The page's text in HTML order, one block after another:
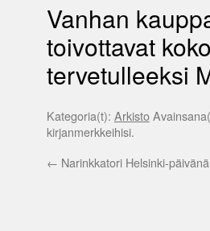
Vanhan
toivottavat
tervetulleeksi
Kategoria(t): Arkisto
kirjanmerkkeihisi.
← Narinkkatori Helsinki-